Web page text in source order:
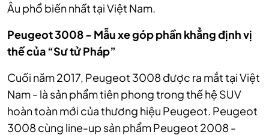
Âu phổ biến nhất tại Việt Nam.
Peugeot 3008 - Mẫu xe góp phần khẳng định vị
thế của “Sư tử Pháp”
Cuối năm 2017, Peugeot 3008 được ra mắt tại Việt
Nam - là sản phẩm tiên phong trong thế hệ SUV
hoàn toàn mới của thương hiệu Peugeot. Peugeot
3008 cùng line-up sản phẩm Peugeot 2008 -